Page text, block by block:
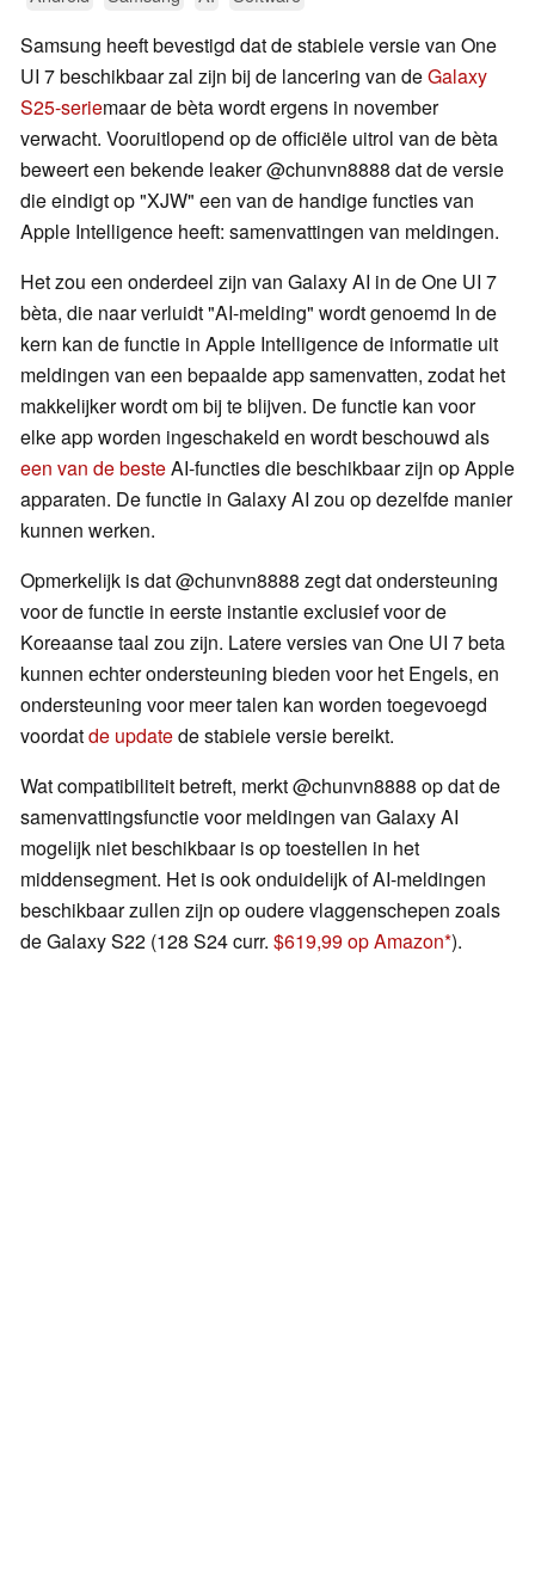
Samsung heeft bevestigd dat de stabiele versie van One
UI 7 beschikbaar zal zijn bij de lancering van deGalaxy
S25-seriemaar de bèta wordt ergens in november
verwacht. Vooruitlopend op de officiële uitrol van de bèta
beweert een bekende leaker @chunvn8888 dat de versie
die eindigt op "XJW" een van de handige functies van
Apple Intelligence heeft: samenvattingen van meldingen.
Het zou een onderdeel zijn van Galaxy AI in de One UI 7
bèta, die naar verluidt "AI-melding" wordt genoemd In de
kern kan de functie in Apple Intelligence de informatie uit
meldingen van een bepaalde app samenvatten, zodat het
makkelijker wordt om bij te blijven. De functie kan voor
elke app worden ingeschakeld en wordt beschouwd als
een van de besteAI-functies die beschikbaar zijn op Apple
apparaten. De functie in Galaxy AI zou op dezelfde manier
kunnen werken.
Opmerkelijk is dat @chunvn8888 zegt dat ondersteuning
voor de functie in eerste instantie exclusief voor de
Koreaanse taal zou zijn. Latere versies van One UI 7 beta
kunnen echter ondersteuning bieden voor het Engels, en
ondersteuning voor meer talen kan worden toegevoegd
voordatde updatede stabiele versie bereikt.
Wat compatibiliteit betreft, merkt @chunvn8888 op dat de
samenvattingsfunctie voor meldingen van Galaxy AI
mogelijk niet beschikbaar is op toestellen in het
middensegment. Het is ook onduidelijk of AI-meldingen
beschikbaar zullen zijn op oudere vlaggenschepen zoals
de Galaxy S22 (128 S24 curr. $619,99 op Amazon ).